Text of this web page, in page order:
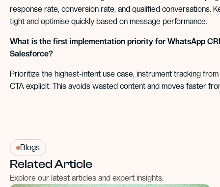
response rate, conversion rate, and qualified conversations.
tight and optimise quickly based on message performance.
What is the first implementation priority for WhatsApp
Salesforce?
Prioritize the highest-intent use case, instrument tracking
CTA explicit. This avoids wasted content and moves faster
Blogs
Related Article
Explore our latest articles and expert insights.